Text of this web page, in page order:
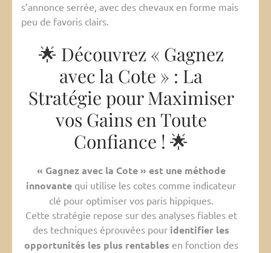
s’annonce serrée, avec des chevaux en forme mais
peu de favoris clairs.
🌟 Découvrez « Gagnez
avec la Cote » : La
Stratégie pour Maximiser
vos Gains en Toute
Confiance ! 🌟
« Gagnez avec la Cote » est une méthode
innovante qui utilise les cotes comme indicateur
clé pour optimiser vos paris hippiques.
Cette stratégie repose sur des analyses fiables et
des techniques éprouvées pour identifier les
opportunités les plus rentables en fonction des